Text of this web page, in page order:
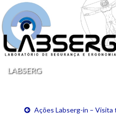
LABSERG
Ações Labserg-in – Visita